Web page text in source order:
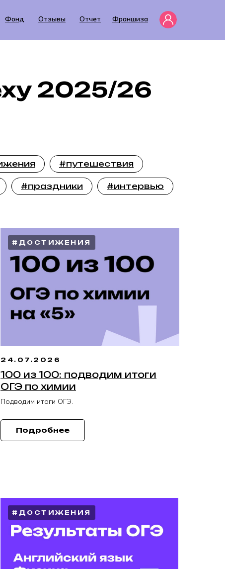
Фонд Франшиза
Отзывы Отчет
2025/26
#путешествия
#праздники #интервью
#ДОСТИЖЕНИЯ
24.07.2026
100 из 100: подводим итоги
ОГЭ по химии
Подводим итоги ОГЭ.
Подробнее
#ДОСТИЖЕНИЯ